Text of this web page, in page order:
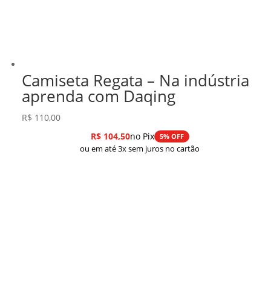
Camiseta Regata – Na indústria
aprenda com Daqing
R$ 110,00
R$104,50no Pix 5% OFF
ou em até 3x sem juros no cartão